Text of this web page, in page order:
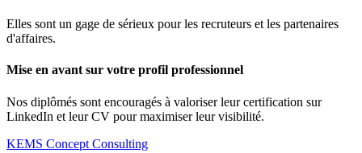
Elles sont un gage de sérieux pour les recruteurs et les partenaires
d'affaires.
Mise en avant sur votre profil professionnel
Nos diplômés sont encouragés à valoriser leur certification sur
LinkedIn et leur CV pour maximiser leur visibilité.
KEMS Concept Consulting